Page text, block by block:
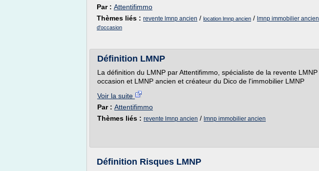
Par : Attentifimmo
Thèmes liés : revente lmnp ancien / location lmnp ancien / lmnp immobilier ancien
d'occasion
Définition LMNP
La définition du LMNP par Attentifimmo, spécialiste de la revente LMNP
occasion et LMNP ancien et créateur du Dico de l'immobilier LMNP
Voir la suite
Par : Attentifimmo
Thèmes liés : revente lmnp ancien / lmnp immobilier ancien
Définition Risques LMNP